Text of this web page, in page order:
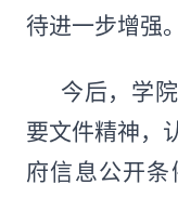
待进一步增强。
今后，学
要文件精神，
府信息公开